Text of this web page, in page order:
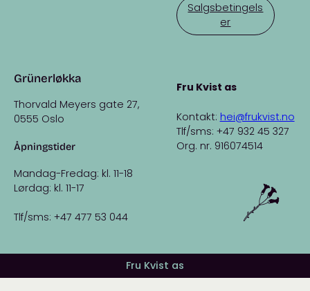
Grünerløkka
Thorvald Meyers gate 27,
0555 Oslo
Åpningstider
Mandag-Fredag: kl. 11-18
Lørdag: kl. 11-17
Tlf/sms: +47 477 53 044
Salgsbetingels
er
Fru Kvist as
Kontakt: hei@frukvist.no
Tlf/sms: +47 932 45 327
Org. nr. 916074514
Fru Kvist as